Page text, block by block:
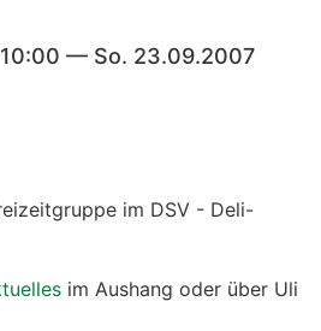
— So. 23.09.2007
im DSV - Deli-
im Aushang oder über Uli